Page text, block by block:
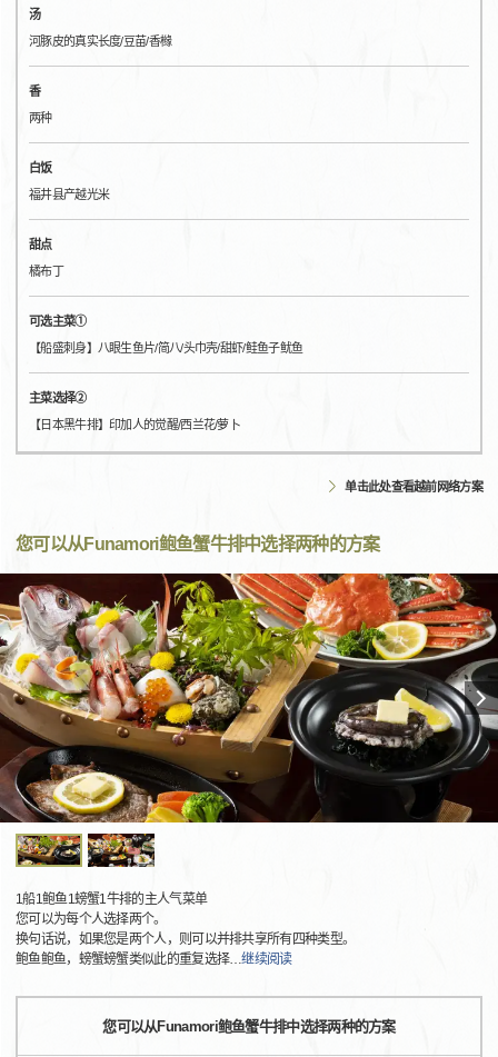
汤
河豚皮的真实长度/豆苗/香橼
香
两种
白饭
福井县产越光米
甜点
橘布丁
可选主菜①
【船盛刺身】八眼生鱼片/简八/头巾壳/甜虾/鲑鱼子鱿鱼
主菜选择②
【日本黑牛排】印加人的觉醒/西兰花/萝卜
单击此处查看越前网络方案
您可以从Funamori鲍鱼蟹牛排中选择两种的方案
1船1鲍鱼1螃蟹1牛排的主人气菜单
您可以为每个人选择两个。
换句话说，如果您是两个人，则可以并排共享所有四种类型。
鲍鱼鲍鱼，螃蟹螃蟹类似此的重复选择…继续阅读
您可以从Funamori鲍鱼蟹牛排中选择两种的方案